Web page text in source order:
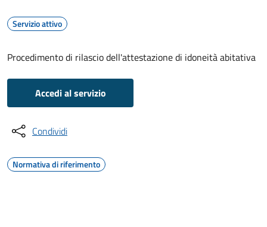
Servizio attivo
Procedimento di rilascio dell'attestazione di idoneità abitativa
Accedi al servizio
Condividi
Normativa di riferimento